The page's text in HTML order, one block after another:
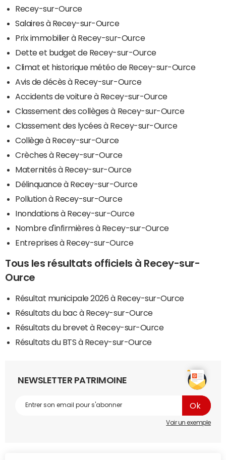
Recey-sur-Ource
Salaires à Recey-sur-Ource
Prix immobilier à Recey-sur-Ource
Dette et budget de Recey-sur-Ource
Climat et historique météo de Recey-sur-Ource
Avis de décès à Recey-sur-Ource
Accidents de voiture à Recey-sur-Ource
Classement des collèges à Recey-sur-Ource
Classement des lycées à Recey-sur-Ource
Collège à Recey-sur-Ource
Crèches à Recey-sur-Ource
Maternités à Recey-sur-Ource
Délinquance à Recey-sur-Ource
Pollution à Recey-sur-Ource
Inondations à Recey-sur-Ource
Nombre d'infirmières à Recey-sur-Ource
Entreprises à Recey-sur-Ource
Tous les résultats officiels à Recey-sur-
Ource
Résultat municipale 2026 à Recey-sur-Ource
Résultats du bac à Recey-sur-Ource
Résultats du brevet à Recey-sur-Ource
Résultats du BTS à Recey-sur-Ource
NEWSLETTER PATRIMOINE
Voir un exemple